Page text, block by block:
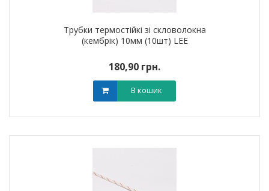
Трубки термостійкі зі скловолокна
(кембрік) 10мм (10шт) LEE
180,90 грн.
В кошик